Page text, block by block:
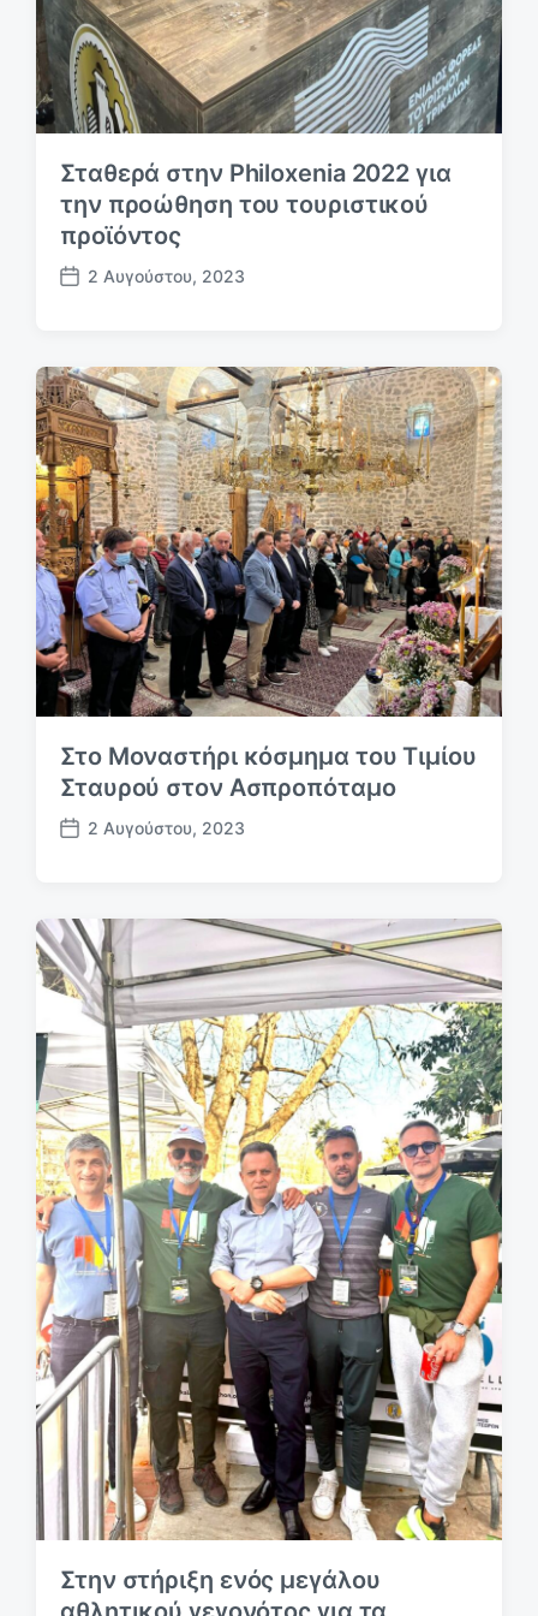
Σταθερά στην Philoxenia 2022 για
την προώθηση του τουριστικού
προϊόντος
Η
δ
η
μ
ο
σ
ί
ε
υ
σ
η
ς
2 Αυγούστου, 2023
Στο Μοναστήρι κόσμημα του Τιμίου
Σταυρού στον Ασπροπόταμο
Η
δ
η
μ
ο
ί
ε
υ
σ
η
ς
2 Αυγούστου, 2023
Στην στήριξη ενός μεγάλου